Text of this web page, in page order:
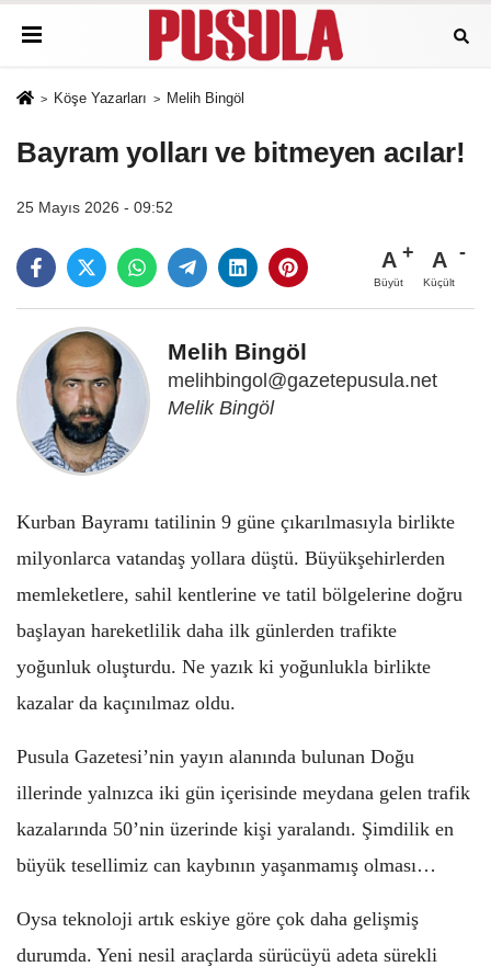
Köşe Yazarları Melih Bingöl
Bayram yolları ve bitmeyen acılar!
25 Mayıs 2026 - 09:52
A
Büyüt
A
Küçült
Melih Bingöl
melihbingol@gazetepusula.net
Melik Bingöl
Kurban Bayramı tatilinin 9 güne çıkarılmasıyla birlikte
milyonlarca vatandaş yollara düştü. Büyükşehirlerden
memleketlere, sahil kentlerine ve tatil bölgelerine doğru
başlayan hareketlilik daha ilk günlerden trafikte
yoğunluk oluşturdu. Ne yazık ki yoğunlukla birlikte
kazalar da kaçınılmaz oldu.
Pusula Gazetesi’nin yayın alanında bulunan Doğu
illerinde yalnızca iki gün içerisinde meydana gelen trafik
kazalarında 50’nin üzerinde kişi yaralandı. Şimdilik en
büyük tesellimiz can kaybının yaşanmamış olması…
Oysa teknoloji artık eskiye göre çok daha gelişmiş
durumda. Yeni nesil araçlarda sürücüyü adeta sürekli